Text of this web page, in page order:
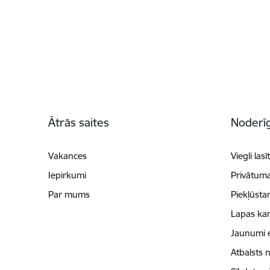
Ātrās saites
Vakances
Iepirkumi
Par mums
Viegli lasīt
Lapas
Jaunumi
Atbalsts